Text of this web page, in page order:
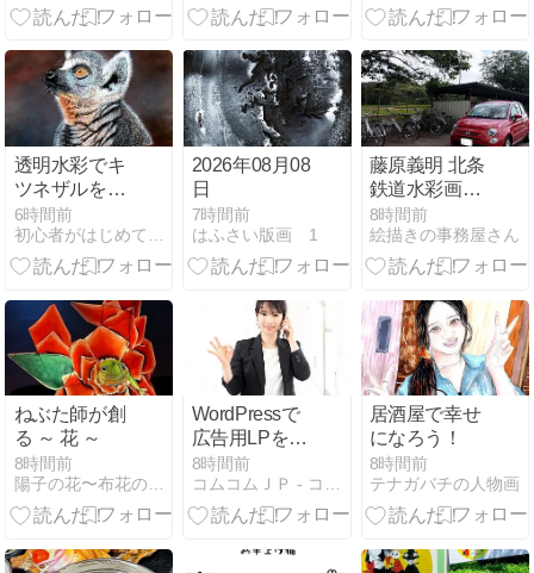
ステップ
最大活用する
魅力を伝える
実践ガイド
透明水彩でキ
ツネザルを描
く方法｜毛並
みと立体感を
表現する細密
6時間前
2026年08月08
日
7時間前
はふさい版画 1
藤原義明 北条
鉄道水彩画展
／北条鉄道 播
磨横田駅ギャ
ラリー
8時間前
絵描きの事務屋さん
ねぶた師が創
る ～ 花 ～
8時間前
陽子の花〜布花の世界〜
WordPressで
広告用LPを作
るときに知っ
ておくべき基
本
8時間前
居酒屋で幸せ
になろう！
8時間前
テナガバチの人物画